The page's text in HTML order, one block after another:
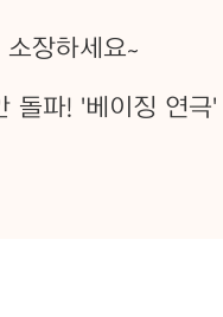
장하세요~
돌파! '베이징 연극